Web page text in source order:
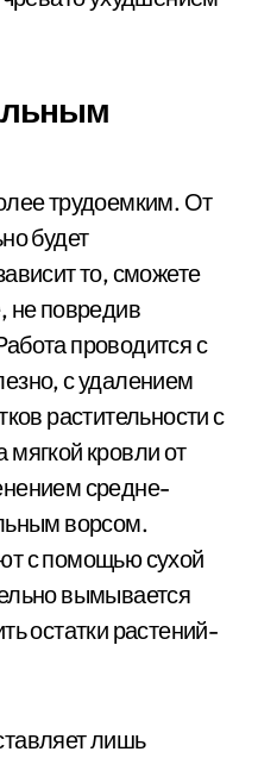
трудоемким. От
будет
то, сможете
не повредив
проводится с
с удалением
растительности с
кровли от
средне-
ворсом.
с помощью сухой
вымывается
остатки растений-
лишь